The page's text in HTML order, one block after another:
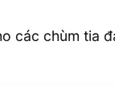
các chùm tia